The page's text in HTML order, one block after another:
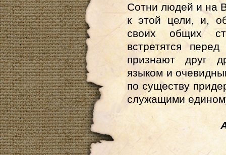
Сотни людей и на
к этой цели, и,
своих общих
встретятся
признают друг
языком и
по существу
служащими